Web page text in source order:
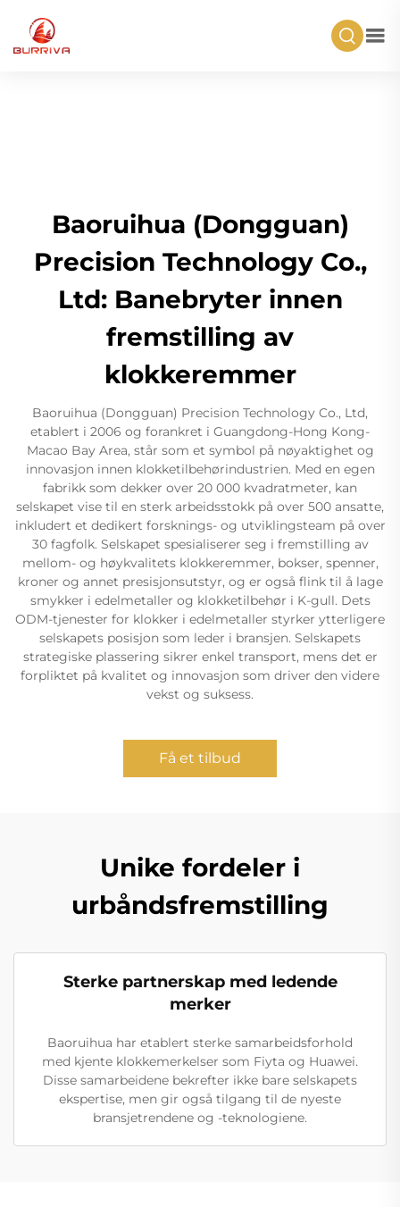
Baoruihua (Dongguan)
Precision Technology Co.,
Ltd: Banebryter innen
fremstilling av
klokkeremmer
Baoruihua (Dongguan) Precision Technology Co., Ltd,
etablert i 2006 og forankret i Guangdong-Hong Kong-
Macao Bay Area, står som et symbol på nøyaktighet og
innovasjon innen klokketilbehørindustrien. Med en egen
fabrikk som dekker over 20 000 kvadratmeter, kan
selskapet vise til en sterk arbeidsstokk på over 500 ansatte,
inkludert et dedikert forsknings- og utviklingsteam på over
30 fagfolk. Selskapet spesialiserer seg i fremstilling av
mellom- og høykvalitets klokkeremmer, bokser, spenner,
kroner og annet presisjonsutstyr, og er også flink til å lage
smykker i edelmetaller og klokketilbehør i K-gull. Dets
ODM-tjenester for klokker i edelmetaller styrker ytterligere
selskapets posisjon som leder i bransjen. Selskapets
strategiske plassering sikrer enkel transport, mens det er
forpliktet på kvalitet og innovasjon som driver den videre
vekst og suksess.
Få et tilbud
Unike fordeler i
urbåndsfremstilling
Sterke partnerskap med ledende
merker
Baoruihua har etablert sterke samarbeidsforhold
med kjente klokkemerkelser som Fiyta og Huawei.
Disse samarbeidene bekrefter ikke bare selskapets
ekspertise, men gir også tilgang til de nyeste
bransjetrendene og -teknologiene.